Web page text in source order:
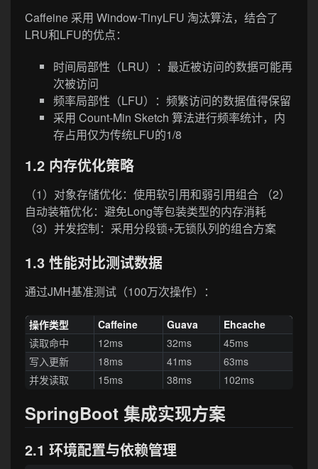
Caffeine 采用 Window-TinyLFU 淘汰算法，结合了
LRU和LFU的优点：
时间局部性（LRU）：最近被访问的数据可能再
次被访问
频率局部性（LFU）：频繁访问的数据值得保留
采用 Count-Min Sketch 算法进行频率统计，内
存占用仅为传统LFU的1/8
1.2 内存优化策略
（1）对象存储优化：使用软引用和弱引用组合 （2）
自动装箱优化：避免Long等包装类型的内存消耗
（3）并发控制：采用分段锁+无锁队列的组合方案
1.3 性能对比测试数据
通过JMH基准测试（100万次操作）：
操作类型 Caffeine Guava
Ehcache
读取命中
12ms 32ms
45ms
写入更新
18ms 41ms
63ms
并发读取
15ms 38ms 102ms
SpringBoot 集成实现方案
2.1 环境配置与依赖管理